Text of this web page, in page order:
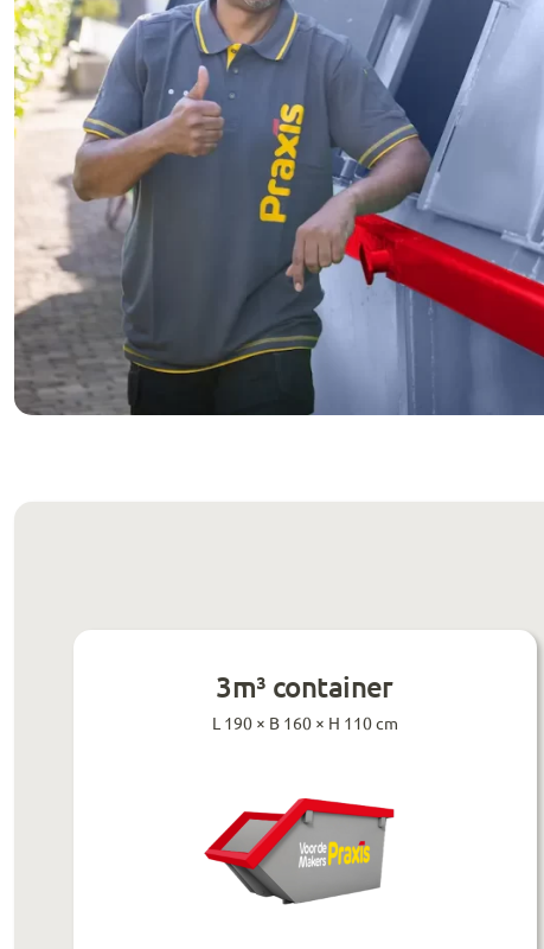
3m³ container
L 190 × B 160 × H 110 cm